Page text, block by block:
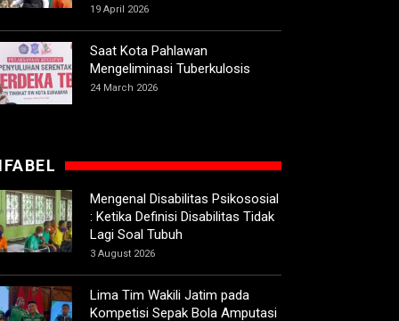
19 April 2026
Saat Kota Pahlawan
Mengeliminasi Tuberkulosis
24 March 2026
Mengenal Disabilitas Psikososial
: Ketika Definisi Disabilitas Tidak
Lagi Soal Tubuh
3 August 2026
Lima Tim Wakili Jatim pada
Kompetisi Sepak Bola Amputasi